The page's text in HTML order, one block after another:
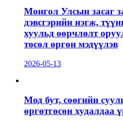
Монгол Улсын засаг
дэвсгэрийн нэгж,
хуульд өөрчлөлт
төсөл өргөн мэдүүлэв
2026-05-13
Мод бут, сөөгийн
өргөтгөсөн худалдаа